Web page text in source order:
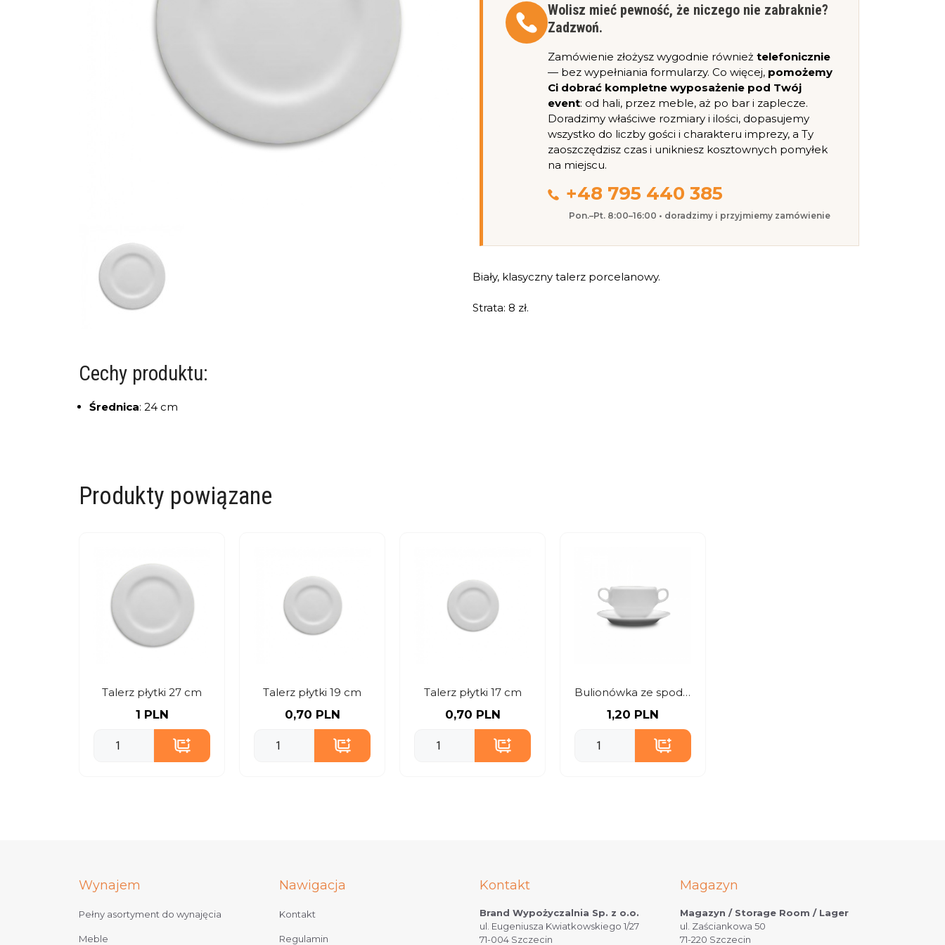
Cechy produktu:
Średnica: 24 cm
Wolisz mieć pewność, że niczego nie zabraknie?
Zadzwoń.
Zamówienie złożysz wygodnie również telefonicznie
— bez wypełniania formularzy. Co więcej, pomożemy
Ci dobrać kompletne wyposażenie pod Twój
event: od hali, przez meble, aż po bar i zaplecze.
Doradzimy właściwe rozmiary i ilości, dopasujemy
wszystko do liczby gości i charakteru imprezy, a Ty
zaoszczędzisz czas i unikniesz kosztownych pomyłek
na miejscu.
+48 795 440 385
Pon.–Pt. 8:00–16:00 • doradzimy i przyjmiemy zamówienie
Biały, klasyczny talerz porcelanowy.
Strata: 8 zł.
Produkty powiązane
Talerz płytki 27 cm
1 PLN
Talerz płytki 19 cm
0,70 PLN
Talerz płytki 17 cm
0,70 PLN
Bulionówka ze spodkiem
1,20 PLN
Wynajem
Pełny asortyment do wynajęcia
Meble
Nawigacja
Kontakt
Regulamin
Kontakt
Brand Wypożyczalnia Sp. z o.o.
ul. Eugeniusza Kwiatkowskiego 1/27
71-004 Szczecin
Magazyn
Magazyn / Storage Room / Lager
ul. Zaściankowa 50
71-220 Szczecin